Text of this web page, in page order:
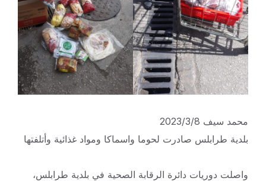
محمد سيف 2023/3/8
بلدية طرابلس صادرت لحوما واسماكا ومواد غذائية وأتلفتها
واصلت دوريات دائرة الرقابة الصحية في بلدية طرابلس،